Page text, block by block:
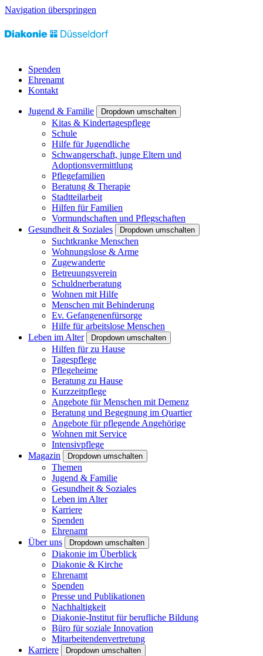
Navigation überspringen
Spenden
Ehrenamt
Kontakt
Jugend & Familie Dropdown umschalten
Kitas & Kindertagespflege
Schule
Hilfe für Jugendliche
Schwangerschaft, junge Eltern und
Adoptionsvermittlung
Pflegefamilien
Beratung & Therapie
Stadtteilarbeit
Hilfen für Familien
Vormundschaften und Pflegschaften
Gesundheit & Soziales
Dropdown umschalten
Suchtkranke Menschen
Wohnungslose & Arme
Zugewanderte
Betreuungsverein
Schuldnerberatung
Wohnen mit Hilfe
Menschen mit Behinderung
Ev. Gefangenenfürsorge
Hilfe für arbeitslose Menschen
Leben im Alter
Dropdown umschalten
Hilfen für zu Hause
Tagespflege
Pflegeheime
Beratung zu Hause
Kurzzeitpflege
Angebote für Menschen mit Demenz
Beratung und Begegnung im Quartier
Angebote für pflegende Angehörige
Wohnen mit Service
Intensivpflege
Magazin
Dropdown umschalten
Themen
Jugend & Familie
Gesundheit & Soziales
Leben im Alter
Karriere
Spenden
Ehrenamt
Über uns
Dropdown umschalten
Diakonie im Überblick
Diakonie & Kirche
Ehrenamt
Spenden
Presse und Publikationen
Nachhaltigkeit
Diakonie-Institut für berufliche Bildung
Büro für soziale Innovation
Mitarbeitendenvertretung
Karriere
Dropdown umschalten